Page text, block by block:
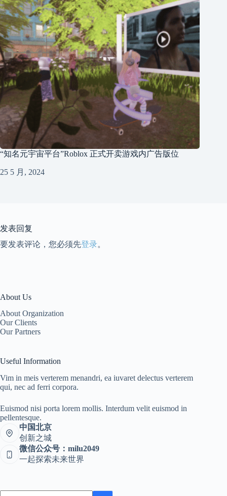
“知名元宇宙平台”Roblox 正式开卖游戏内广告版位
25 5 月, 2024
发表回复
要发表评论，您必须先登录。
About Us
About Organization
Our Clients
Our Partners
Useful Information
Vim in meis verterem menandri, ea iuvaret delectus verterem
qui, nec ad ferri corpora.
Euismod nisi porta lorem mollis. Interdum velit euismod in
pellentesque.
中国北京
创新之城
微信公众号：milu2049
一起探索未来世界